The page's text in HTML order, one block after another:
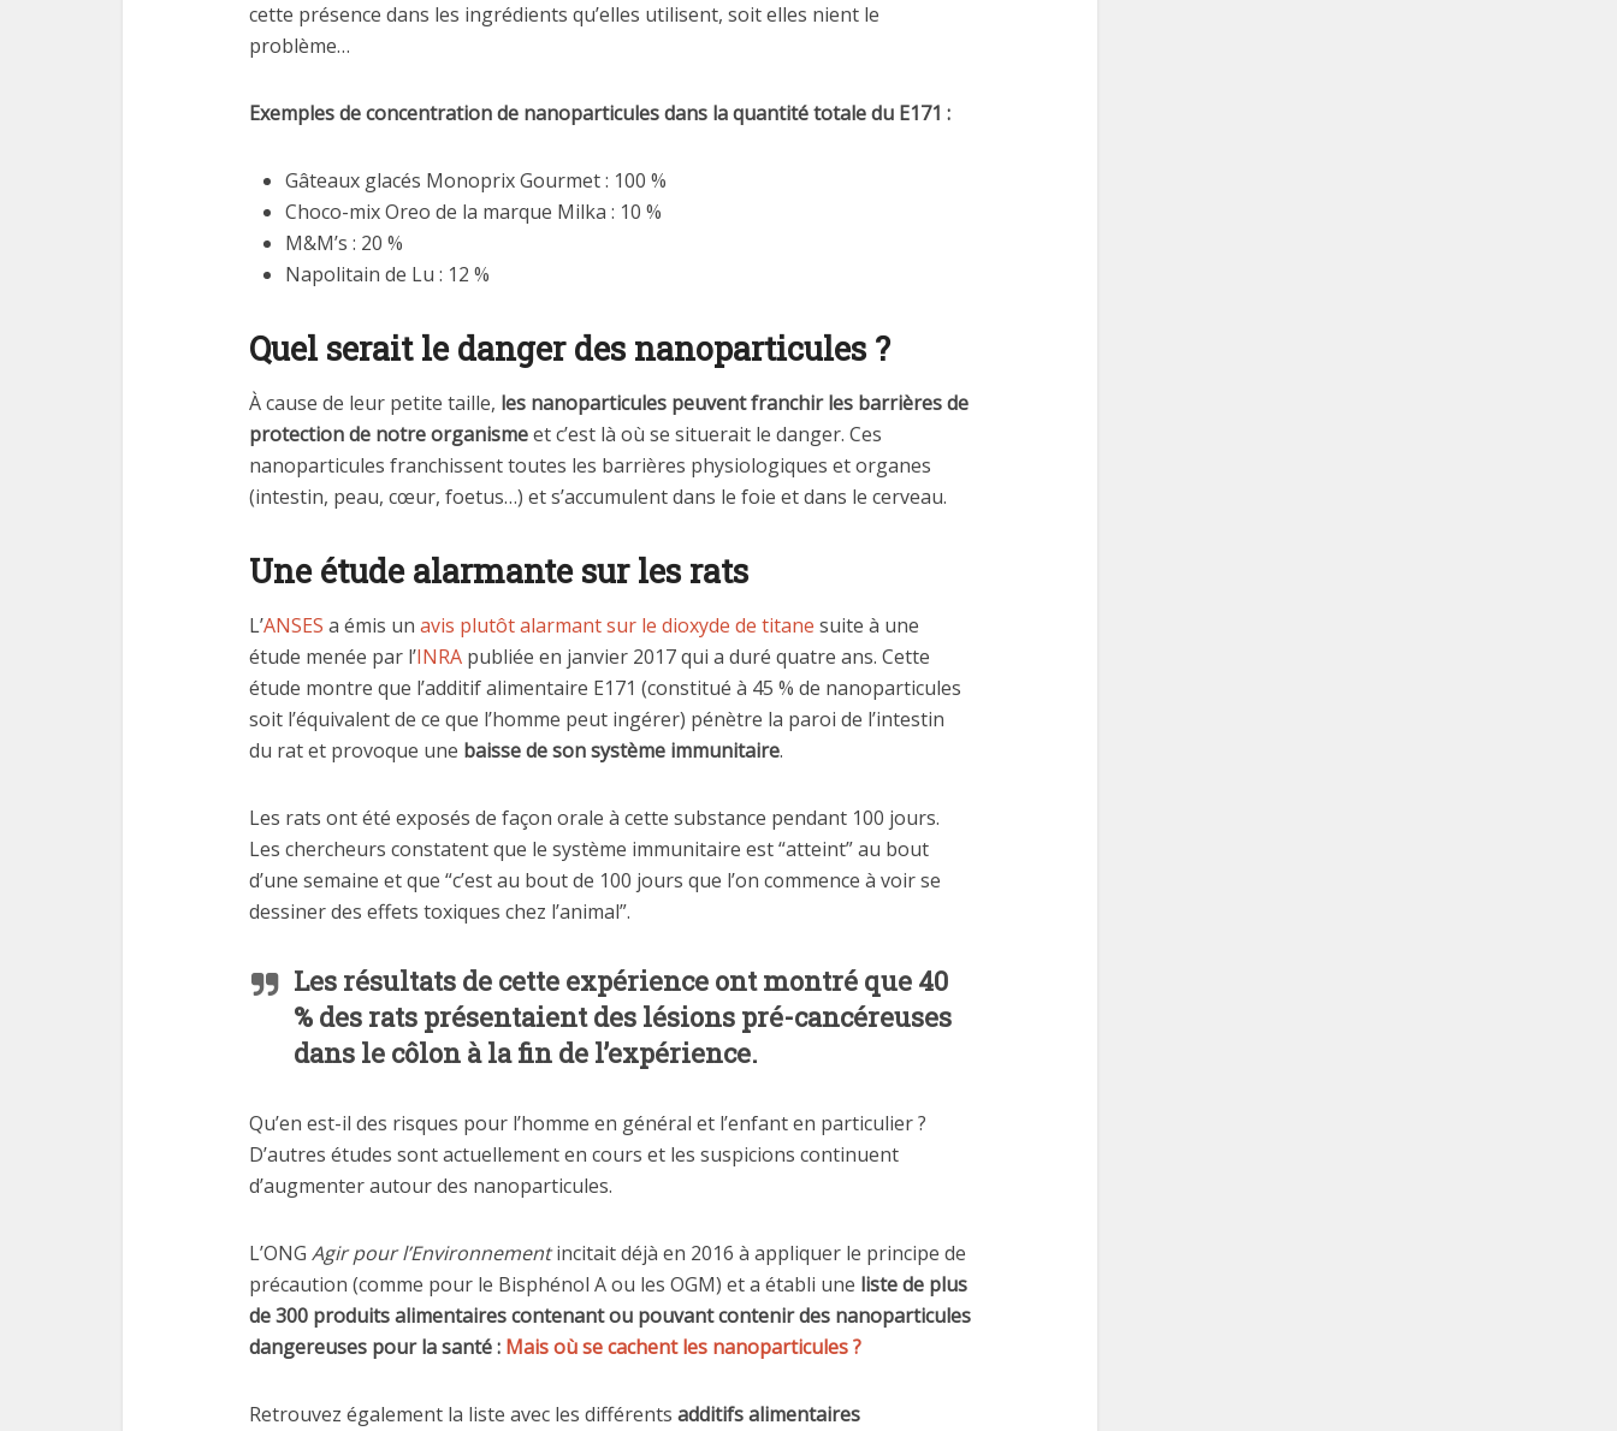
cette présence dans les ingrédients qu’elles utilisent, soit elles nient le
problème…
Exemples de concentration de nanoparticules dans la quantité totale du E171 :
Gâteaux glacés Monoprix Gourmet : 100 %
Choco-mix Oreo de la marque Milka : 10 %
M&M’s : 20 %
Napolitain de Lu : 12 %
Quel serait le danger des nanoparticules ?
À cause de leur petite taille, les nanoparticules peuvent franchir les barrières de
protection de notre organismeet c’est là où se situerait le danger. Ces
nanoparticules franchissent toutes les barrières physiologiques et organes
(intestin, peau, cœur, foetus…) et s’accumulent dans le foie et dans le cerveau.
Une étude alarmante sur les rats
L’ANSES a émis un avis plutôt alarmant sur le dioxyde de titane suite à une
étude menée par l’INRA publiée en janvier 2017 qui a duré quatre ans. Cette
étude montre que l’additif alimentaire E171 (constitué à 45 % de nanoparticules
soit l’équivalent de ce que l’homme peut ingérer) pénètre la paroi de l’intestin
du rat et provoque une baisse de son système immunitaire.
Les rats ont été exposés de façon orale à cette substance pendant 100 jours.
Les chercheurs constatent que le système immunitaire est “atteint” au bout
d’une semaine et que “c’est au bout de 100 jours que l’on commence à voir se
dessiner des effets toxiques chez l’animal”.
Les résultats de cette expérience ont montré que 40
% des rats présentaient des lésions pré-cancéreuses
dans le côlon à la fin de l’expérience.
Qu’en est-il des risques pour l’homme en général et l’enfant en particulier ?
D’autres études sont actuellement en cours et les suspicions continuent
d’augmenter autour des nanoparticules.
L’ONG Agir pour l’Environnementincitait déjà en 2016 à appliquer le principe de
précaution (comme pour le Bisphénol A ou les OGM) et a établi une liste de plus
de 300 produits alimentaires contenant ou pouvant contenir des nanoparticules
dangereuses pour la santé : Mais où se cachent les nanoparticules ?
Retrouvez également la liste avec les différents additifs alimentaires